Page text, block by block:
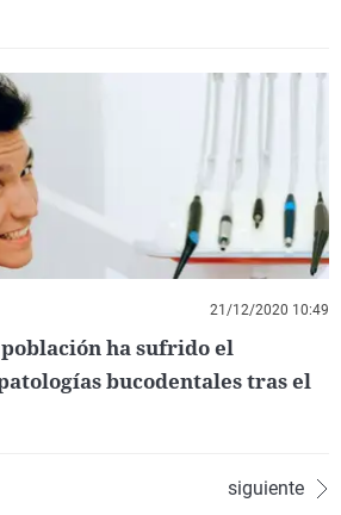
21/12/2020 10:49
población ha sufrido el
bucodentales tras el
siguiente